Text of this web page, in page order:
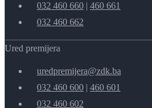
032 460 660 | 460 661
032 460 662
Ured premijera
uredpremijera@zdk.ba
032 460 600 | 460 601
032 460 602